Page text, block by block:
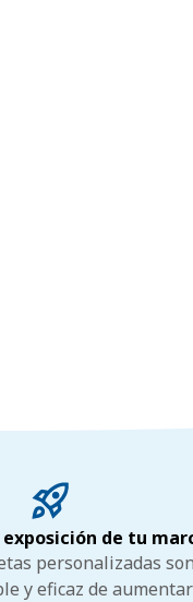
de tu
personalizadas
y eficaz de